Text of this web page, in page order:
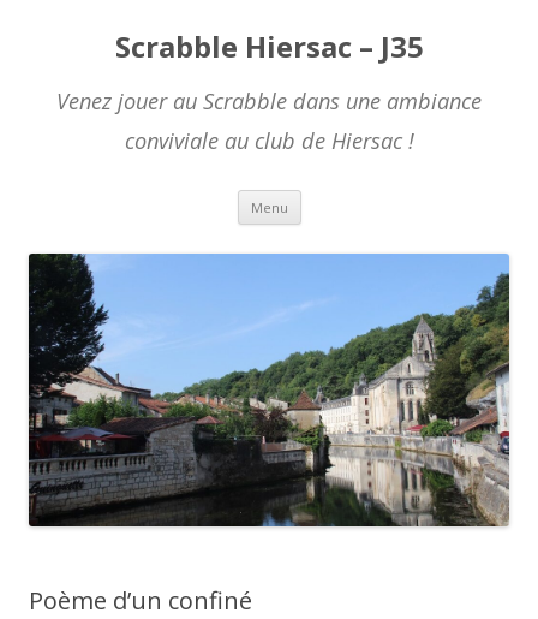
Scrabble Hiersac – J35
Venez jouer au Scrabble dans une ambiance
conviviale au club de Hiersac !
Menu Skip to content
Poème d’un confiné